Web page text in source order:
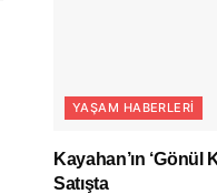
YAŞAM HABERLERI
Kayahan’ın ‘Gönül
Satışta